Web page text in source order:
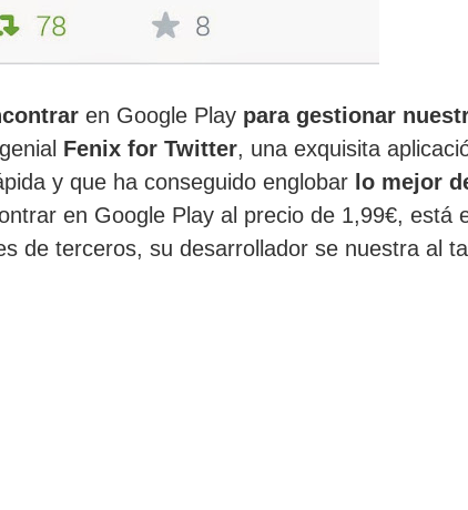
en Google Play para gestionar
Fenix for Twitter, una exquisita
y que ha conseguido englobar lo mejor
en Google Play al precio de 1,99€, está
de terceros, su desarrollador se nuestra al